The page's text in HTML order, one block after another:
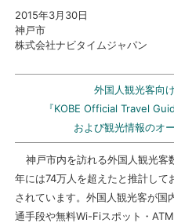
サービス
個人向けサービス
法人向けサービス
採用情報
English
2015年3月30日
神戸市
株式会社ナビタイムジャパン
外国人観光客向
『KOBE Official Travel
および観光情報のオ
神戸市内を訪れる外国人観光
年には74万人を超えたと推計して
されています。外国人観光客が国
通手段や無料Wi-Fiスポット・